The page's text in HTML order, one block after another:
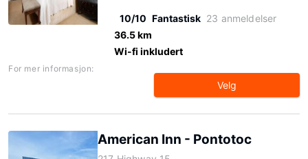
10/10 Fantastisk 23 anmeldelser
36.5 km
Wi-fi inkludert
For mer informasjon:
Velg
American Inn - Pontotoc